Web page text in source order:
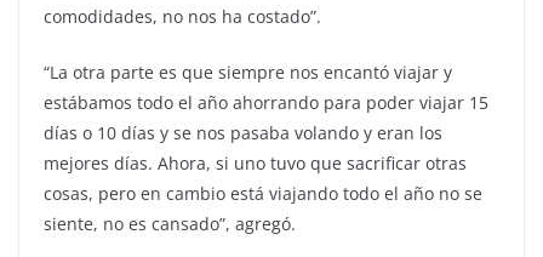
comodidades, no nos ha costado”.
“La otra parte es que siempre nos encantó viajar y
estábamos todo el año ahorrando para poder viajar 15
días o 10 días y se nos pasaba volando y eran los
mejores días. Ahora, si uno tuvo que sacrificar otras
cosas, pero en cambio está viajando todo el año no se
siente, no es cansado”, agregó.